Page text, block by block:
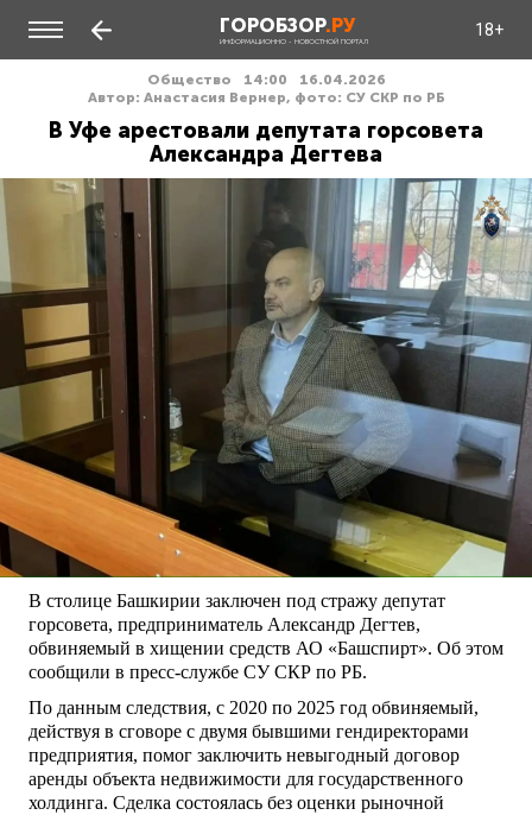
ГОРОБЗОР.РУ
ИНФОРМАЦИОННО - НОВОСТНОЙ ПОРТАЛ
18+
Общество 14:00
16.04.2026
Автор: Анастасия Вернер, фото: СУ СКР по РБ
В Уфе арестовали депутата горсовета
Александра Дегтева
В столице Башкирии заключен под стражу депутат
горсовета, предприниматель Александр Дегтев,
обвиняемый в хищении средств АО «Башспирт». Об этом
сообщили в пресс-службе СУ СКР по РБ.
По данным следствия, с 2020 по 2025 год обвиняемый,
действуя в сговоре с двумя бывшими гендиректорами
предприятия, помог заключить невыгодный договор
аренды объекта недвижимости для государственного
холдинга. Сделка состоялась без оценки рыночной